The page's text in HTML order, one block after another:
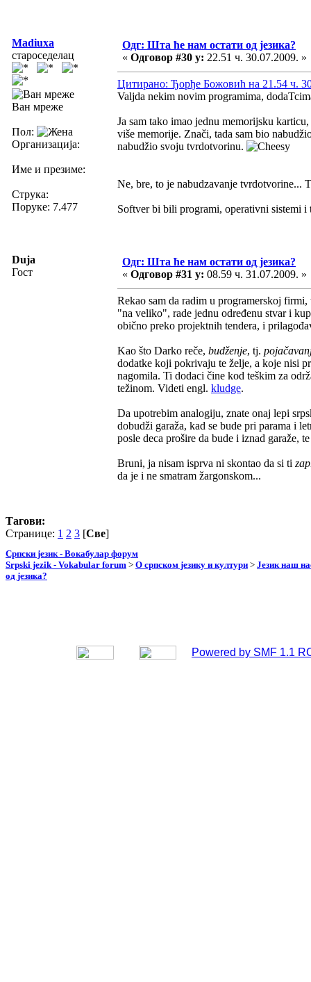
Madiuxa
староседелац
Ван мреже
Пол:
Организација:
Име и презиме:
Струка:
Поруке: 7.477
Одг: Шта ће нам остати од језика?
« Одговор #30 у: 22.51 ч. 30.07.2009. »
Цитирано: Ђорђе Божовић на 21.54 ч.
Valjda nekim novim programima,
Ja sam tako imao jednu memorijsku
više memorije. Znači, tada sam bio
nabudžio svoju tvrdotvorinu.
Ne, bre, to je nabudzavanje tvrdotvorine...
Softver bi bili programi, operativni sistemi i
Duja
Гост
Одг: Шта ће нам остати од језика?
« Одговор #31 у: 08.59 ч. 31.07.2009. »
Rekao sam da radim u programerskoj
"na veliko", rade jednu određenu stvar i
obično preko projektnih tendera, i
Kao što Darko reče, budženje, tj.
dodatke koji pokrivaju te želje, a koje nisi
nagomila. Ti dodaci čine kod teškim za
težinom. Videti engl. kludge.
Da upotrebim analogiju, znate onaj lepi
dobudži garaža, kad se bude pri parama i
posle deca prošire da bude i iznad garaže,
Bruni, ja nisam isprva ni skontao da si ti
da je i ne smatram žargonskom...
Тагови:
Странице: 1 2 3 [Све]
Српски језик - Вокабулар форум
Srpski jezik - Vokabular forum > О српском језику и култури > Језик наш
од језика?
Powered by SMF 1.1